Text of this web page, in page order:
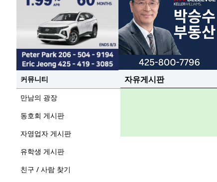
커뮤니티
만남의 광장
동호회 게시판
자영업자 게시판
유학생 게시판
친구 / 사람 찾기
자유게시판